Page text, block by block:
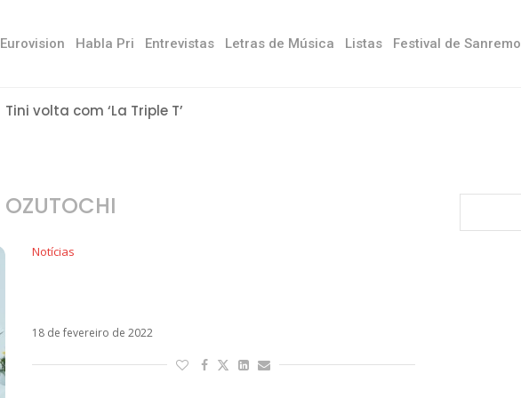
Eurovision Habla Pri Entrevistas Letras de Música Listas Festival de Sanremo
Tini volta com ‘La Triple T’
OZUTOCHI
Notícias
18 de fevereiro de 2022